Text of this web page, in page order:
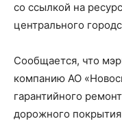
со ссылкой на
центрального
Сообщается, что
компанию АО
гарантийного
дорожного